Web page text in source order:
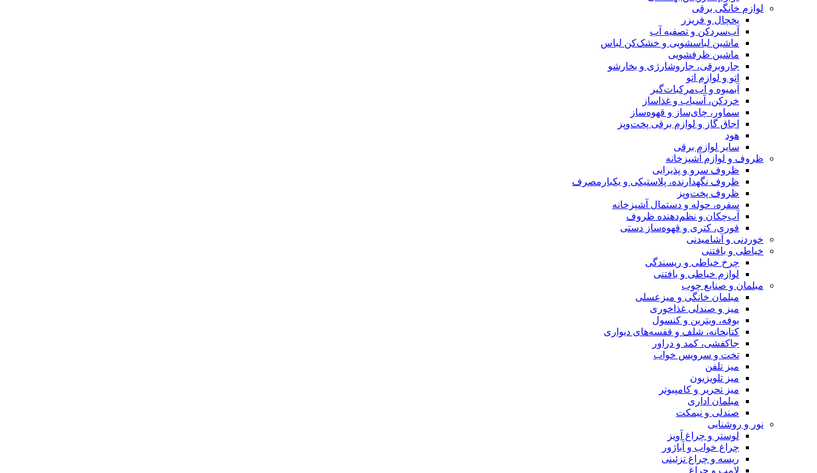
لوازم خانگی برقی
یخچال و فریزر
آب‌سردکن و تصفیه آب
ماشین لباسشویی و خشک‌کن لباس
ماشین ظرفشویی
جاروبرقی، جاروشارژی و بخارشو
اتو و لوازم اتو
آبمیوه و آب‌مرکبات‌گیر
خردکن، آسیاب و غذاساز
سماور، چای‌ساز و قهوه‌ساز
اجاق گاز و لوازم برقی پخت‌وپز
هود
سایر لوازم برقی
ظروف و لوازم آشپزخانه
ظروف سرو و پذیرایی
ظروف نگهدارنده، پلاستیکی و یکبارمصرف
ظروف پخت‌وپز
سفره، حوله و دستمال آشپزخانه
آب‌چکان و نظم‌دهنده ظروف
قوری، کتری و قهوه‌ساز دستی
خوردنی و آشامیدنی
خیاطی و بافتنی
چرخ خیاطی و ریسندگی
لوازم خیاطی و بافتنی
مبلمان و صنایع چوب
مبلمان خانگی و میزعسلی
میز و صندلی غذاخوری
بوفه، ویترین و کنسول
کتابخانه، شلف و قفسه‌های دیواری
جاکفشی، کمد و دراور
تخت و سرویس خواب
میز تلفن
میز تلویزیون
میز تحریر و کامپیوتر
مبلمان اداری
صندلی و نیمکت
نور و روشنایی
لوستر و چراغ آویز
چراغ خواب و آباژور
ریسه و چراغ تزئینی
لامپ و چراغ